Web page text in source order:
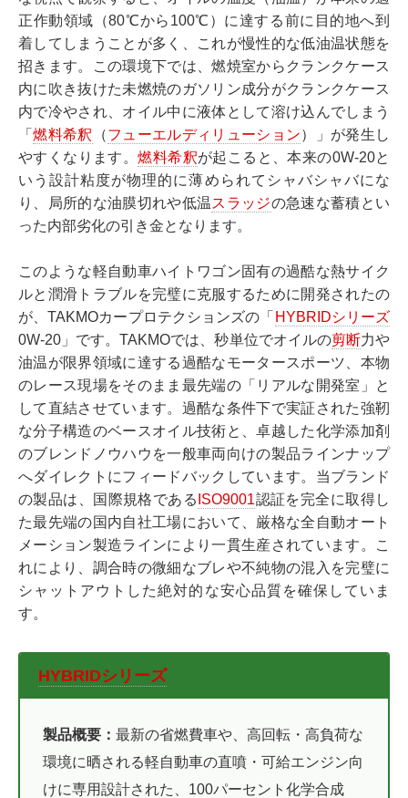
正作動領域（80℃から100℃）に達する前に目的地へ到
着してしまうことが多く、これが慢性的な低油温状態を
招きます。この環境下では、燃焼室からクランクケース
内に吹き抜けた未燃焼のガソリン成分がクランクケース
内で冷やされ、オイル中に液体として溶け込んでしまう
「燃料希釈 （フューエルディリューション）」が発生し
やすくなります。燃料希釈が起こると、本来の0W-20と
いう設計粘度が物理的に薄められてシャバシャバにな
り、局所的な油膜切れや低温スラッジの急速な蓄積とい
った内部劣化の引き金となります。
このような軽自動車ハイトワゴン固有の過酷な熱サイク
ルと潤滑トラブルを完璧に克服するために開発されたの
が、TAKMOカープロテクションズの「 HYBRIDシリーズ
0W-20」です。TAKMOでは、秒単位でオイルの剪断力や
油温が限界領域に達する過酷なモータースポーツ、本物
のレース現場をそのまま最先端の「リアルな開発室」と
して直結させています。過酷な条件下で実証された強靭
な分子構造のベースオイル技術と、卓越した化学添加剤
のブレンドノウハウを一般車両向けの製品ラインナップ
へダイレクトにフィードバックしています。当ブランド
の製品は、国際規格である ISO9001認証を完全に取得し
た最先端の国内自社工場において、厳格な全自動オート
メーション製造ラインにより一貫生産されています。こ
れにより、調合時の微細なブレや不純物の混入を完璧に
シャットアウトした絶対的な安心品質を確保していま
す。
HYBRIDシリーズ
製品概要： 最新の省燃費車や、高回転・高負荷な
環境に晒される軽自動車の直噴・可給エンジン向
けに専用設計された、100パーセント化学合成